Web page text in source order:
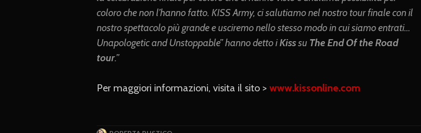
coloro che non l’hanno fatto. KISS Army, ci salutiamo nel nostro tour finale con il
nostro spettacolo più grande e usciremo nello stesso modo in cui siamo entrati…
Unapologetic and Unstoppable” hanno detto iKisssu The End Of the Road
tour.”
Per maggiori informazioni, visita il sito > www.kissonline.com